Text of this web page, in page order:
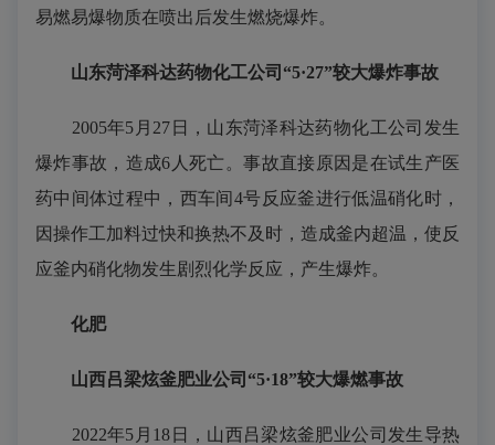
易燃易爆物质在喷出后发生燃烧爆炸。
山东菏泽科达药物化工公司“5·27”较大爆炸事故
2005年5月27日，山东菏泽科达药物化工公司发生
爆炸事故，造成6人死亡。事故直接原因是在试生产医
药中间体过程中，西车间4号反应釜进行低温硝化时，
因操作工加料过快和换热不及时，造成釜内超温，使反
应釜内硝化物发生剧烈化学反应，产生爆炸。
化肥
山西吕梁炫釜肥业公司“5·18”较大爆燃事故
2022年5月18日，山西吕梁炫釜肥业公司发生导热